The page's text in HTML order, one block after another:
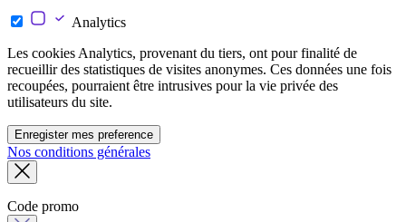
Analytics
Les cookies Analytics, provenant du tiers, ont pour finalité de
recueillir des statistiques de visites anonymes. Ces données une fois
recoupées, pourraient être intrusives pour la vie privée des
utilisateurs du site.
Enregister mes preference
Nos conditions générales
Code promo